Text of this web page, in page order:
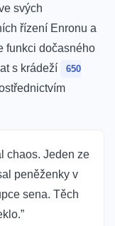
svých
řízení Enronu a
funkci dočasného
s krádeží
650
chaos. Jeden ze
peněženky v
sena. Těch